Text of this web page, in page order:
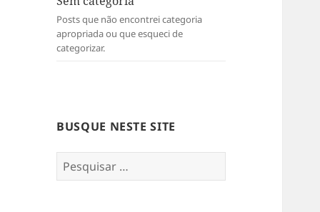
Posts que não encontrei categoria
apropriada ou que esqueci de
categorizar.
BUSQUE NESTE SITE
Pesquisar
por: